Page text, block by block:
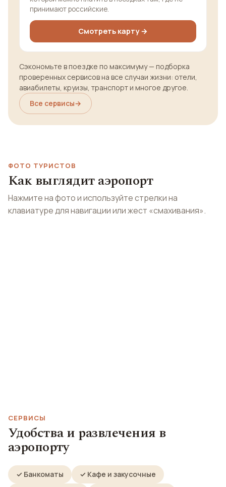
принимают российские.
Смотреть карту →
Сэкономьте в поездке по максимуму — подборка
проверенных сервисов на все случаи жизни: отели,
авиабилеты, круизы, транспорт и многое другое.
Все сервисы→
ФОТО ТУРИСТОВ
Как выглядит аэропорт
Нажмите на фото и используйте стрелки на
клавиатуре для навигации или жест «смахивания».
СЕРВИСЫ
Удобства и развлечения в
аэропорту
✓ Банкоматы
✓ Кафе и закусочные